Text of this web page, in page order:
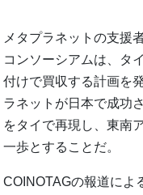
メタプラネットの支援
コンソーシアムは、タ
付けで買収する計画を
ラネットが日本で成功
をタイで再現し、東南
一歩とすることだ。
COINOTAGの報道によ